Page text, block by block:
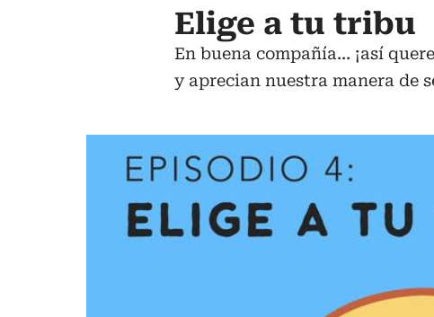
Elige a tu tribu
En buena compañía… ¡así
y aprecian nuestra manera de